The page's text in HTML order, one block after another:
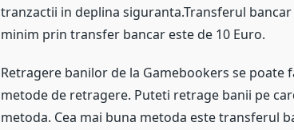
tranzactii in deplina siguranta.Transferul
minim prin transfer bancar este de 10 Euro.
Retragere banilor de la Gamebookers se poate
metode de retragere. Puteti retrage banii pe
metoda. Cea mai buna metoda este transferul